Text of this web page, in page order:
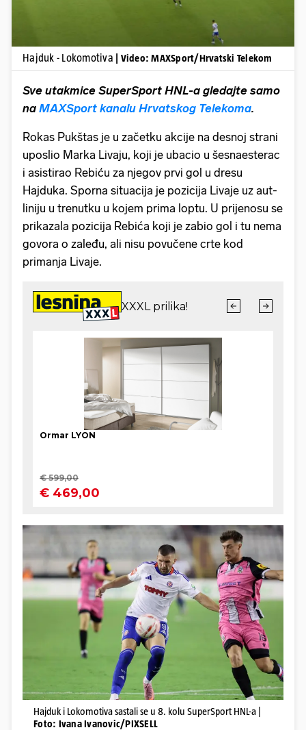
Hajduk - Lokomotiva | Video: MAXSport/Hrvatski Telekom
Sve utakmice SuperSport HNL-a gledajte samo
na MAXSport kanalu Hrvatskog Telekoma.
Rokas Pukštas je u začetku akcije na desnoj strani
uposlio Marka Livaju, koji je ubacio u šesnaesterac
i asistirao Rebiću za njegov prvi gol u dresu
Hajduka. Sporna situacija je pozicija Livaje uz aut-
liniju u trenutku u kojem prima loptu. U prijenosu se
prikazala pozicija Rebića koji je zabio gol i tu nema
govora o zaleđu, ali nisu povučene crte kod
primanja Livaje.
Hajduk i Lokomotiva sastali se u 8. kolu SuperSport HNL-a |
Foto: Ivana Ivanovic/PIXSELL